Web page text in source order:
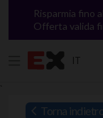
`
Risparmia fino
Offerta valida
IT
Torna